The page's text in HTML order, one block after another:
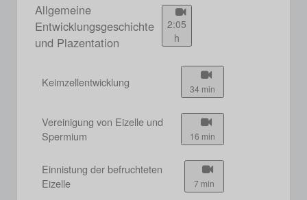
Allgemeine
Entwicklungsgeschichte
und Plazentation
2:05
h
Keimzellentwicklung 34 min
Vereinigung von Eizelle und
Spermium
16 min
Einnistung der befruchteten
Eizelle
7 min